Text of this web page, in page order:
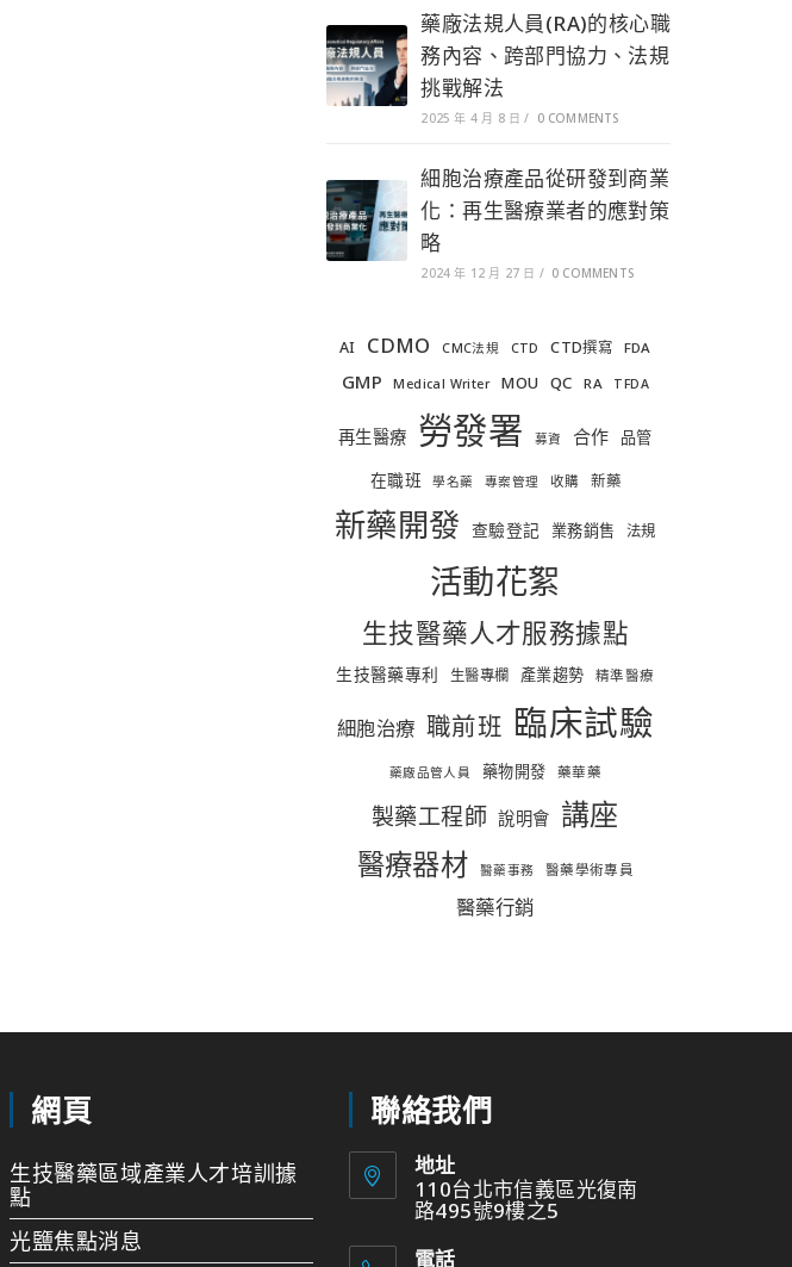
藥廠法規人員(RA)的核心職
務內容、跨部門協力、法規
挑戰解法
2025 年 4 月 8 日 / 0 COMMENTS
細胞治療產品從研發到商業
化：再生醫療業者的應對策
略
2024 年 12 月 27 日 / 0 COMMENTS
AI CDMO CMC法規 CTD CTD撰寫 FDA
GMP Medical Writer MOU QC RA TFDA
再生醫療 勞發署 募資 合作 品管
在職班 學名藥 專案管理 收購 新藥
新藥開發 查驗登記 業務銷售 法規
活動花絮
生技醫藥人才服務據點
生技醫藥專利 生醫專欄 產業趨勢 精準醫療
細胞治療 職前班 臨床試驗
藥廠品管人員 藥物開發 藥華藥
製藥工程師 說明會 講座
醫療器材 醫藥事務 醫藥學術專員
醫藥行銷
網頁
生技醫藥區域產業人才培訓據
點
光鹽焦點消息
聯絡我們
地址
110台北市信義區光復南
路495號9樓之5
電話